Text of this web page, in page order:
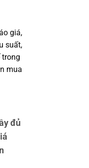
giá,
suất,
mua
đủ